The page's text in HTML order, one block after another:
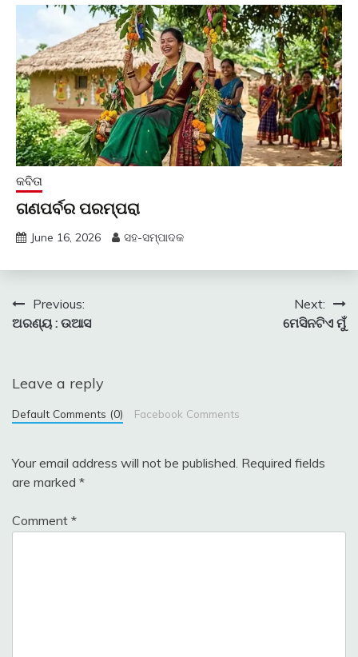
କବିତା
ଗଣପର୍ବର ପରମ୍ପରା
June 16, 2026 ସହ-ସମ୍ପାଦକ
Post
navigation
Previous:
ଅରଣ୍ୟ : ଉଆସ
Next:
ମେସିନଟିଏ ମୁଁ
Leave a reply
Default Comments (0) Facebook Comments
Your email address will not be published. Required fields
are marked *
Comment *